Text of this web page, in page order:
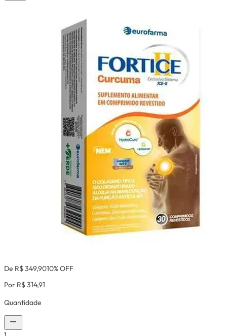
De R$ 349,9010% OFF
Por R$ 314,91
Quantidade